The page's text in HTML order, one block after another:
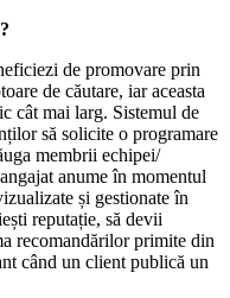
de promovare prin
de căutare, iar aceasta
cât mai larg. Sistemul de
să solicite o programare
membrii echipei/
anume în momentul
și gestionate în
reputație, să devii
recomandărilor primite din
când un client publică un